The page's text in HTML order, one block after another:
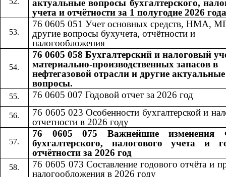
актуальные вопросы бухгалтерского,
учета и отчётности за 1 полугодие 2026
76 0605 051 Учет основных средств, НМА,
другие вопросы бухучета, отчётности и
налогообложения
76 0605 058 Бухгалтерский и налоговый
материально-производственных запасов в
нефтегазовой отрасли и другие актуальные
вопросы.
76 0605 007 Годовой отчет за 2026 год
76 0605 023 Особенности бухгалтерской и
отчетности в 2026 году
76 0605 075 Важнейшие изменения
бухгалтерского, налогового учета и
отчётности за 2026 год
76 0605 073 Составление годового отчёта и
налогообложения в 2026 году